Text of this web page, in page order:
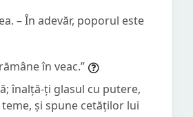
– În adevăr, poporul este
în veac.”
înalță-ți glasul cu putere,
și spune cetăților lui